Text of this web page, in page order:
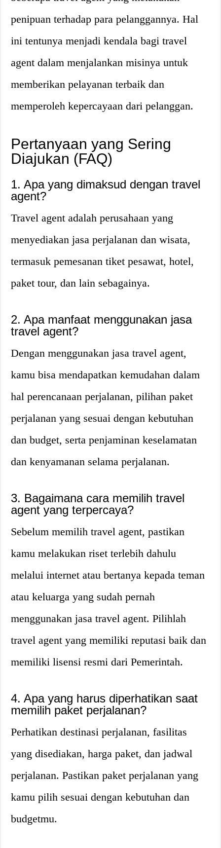
penipuan terhadap para pelanggannya. Hal
ini tentunya menjadi kendala bagi travel
agent dalam menjalankan misinya untuk
memberikan pelayanan terbaik dan
memperoleh kepercayaan dari pelanggan.
Pertanyaan yang Sering
Diajukan (FAQ)
1. Apa yang dimaksud dengan travel
agent?
Travel agent adalah perusahaan yang
menyediakan jasa perjalanan dan wisata,
termasuk pemesanan tiket pesawat, hotel,
paket tour, dan lain sebagainya.
2. Apa manfaat menggunakan jasa
travel agent?
Dengan menggunakan jasa travel agent,
kamu bisa mendapatkan kemudahan dalam
hal perencanaan perjalanan, pilihan paket
perjalanan yang sesuai dengan kebutuhan
dan budget, serta penjaminan keselamatan
dan kenyamanan selama perjalanan.
3. Bagaimana cara memilih travel
agent yang terpercaya?
Sebelum memilih travel agent, pastikan
kamu melakukan riset terlebih dahulu
melalui internet atau bertanya kepada teman
atau keluarga yang sudah pernah
menggunakan jasa travel agent. Pilihlah
travel agent yang memiliki reputasi baik dan
memiliki lisensi resmi dari Pemerintah.
4. Apa yang harus diperhatikan saat
memilih paket perjalanan?
Perhatikan destinasi perjalanan, fasilitas
yang disediakan, harga paket, dan jadwal
perjalanan. Pastikan paket perjalanan yang
kamu pilih sesuai dengan kebutuhan dan
budgetmu.